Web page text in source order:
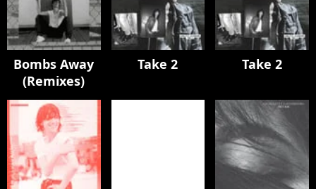
Bombs Away
(Remixes)
Take 2 Take 2